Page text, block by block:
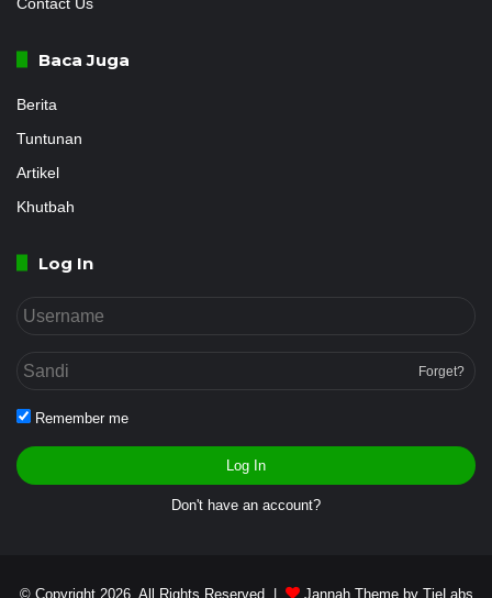
Contact Us
Baca Juga
Berita
Tuntunan
Artikel
Khutbah
Log In
Forget?
Remember me
Log In
Don't have an account?
© Copyright 2026, All Rights Reserved | Jannah Theme by TieLabs